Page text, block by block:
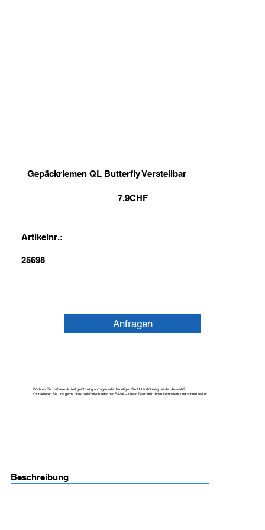
Gepäckriemen QL Butterfly Verstellbar
7.9CHF
Artikelnr.:
25698
Anfragen
Möchten Sie mehrere Artikel gleichzeitig anfragen oder benötigen Sie Unterstützung bei der Auswahl?
Kontaktieren Sie uns gerne direkt telefonisch oder per E-Mail – unser Team hilft Ihnen kompetent und schnell weiter.
Beschreibung